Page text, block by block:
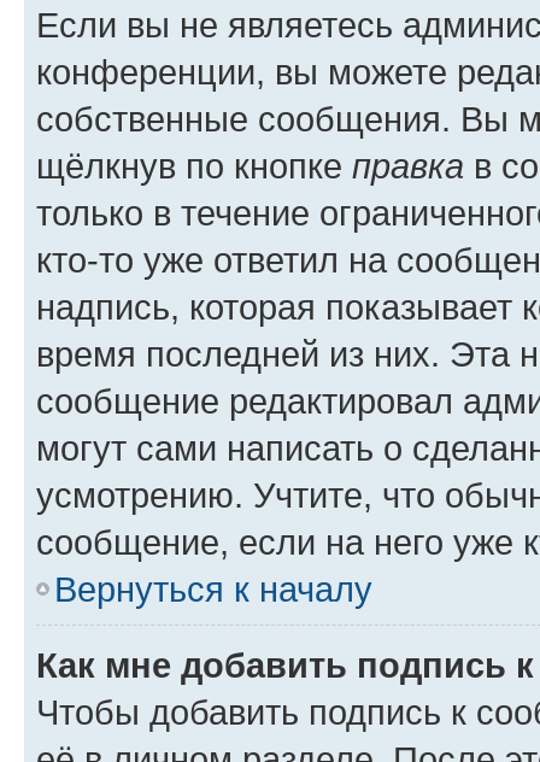
Если вы не являетесь
конференции, вы можете
собственные сообщения. Вы
щёлкнув по кнопке правка в
только в течение
кто-то уже ответил на
надпись, которая показывает
время последней из них. Эта
сообщение редактировал
могут сами написать о
усмотрению. Учтите, что
сообщение, если на него уже
Вернуться к началу
Как мне добавить подпись
Чтобы добавить подпись к